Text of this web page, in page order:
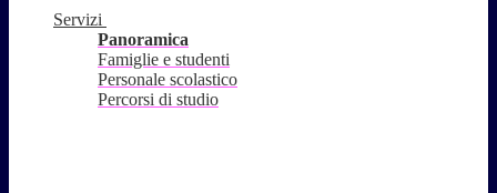
Servizi
Panoramica
Famiglie e studenti
Personale scolastico
Percorsi di studio